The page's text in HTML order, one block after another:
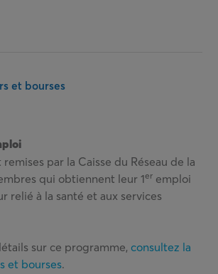
et bourses
par la Caisse du Réseau de la
qui obtiennent leur 1er emploi
relié à la santé et aux services
sur ce programme,consultez la
et bourses.